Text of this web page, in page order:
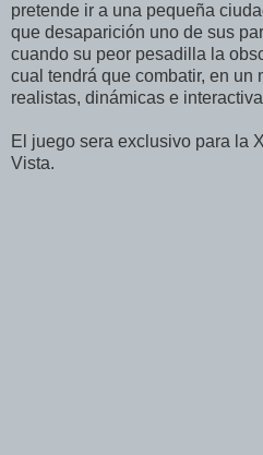
pretende ir a una pequeña
que desaparición uno de sus
cuando su peor pesadilla la
cual tendrá que combatir, en un
realistas, dinámicas e
El juego sera exclusivo para la
Vista.